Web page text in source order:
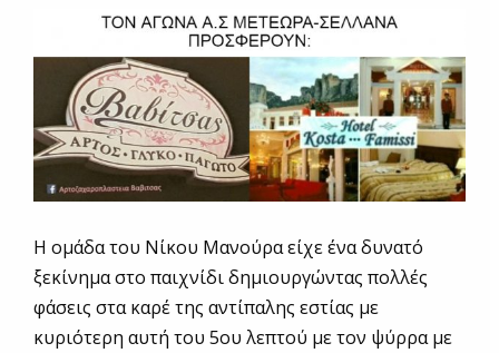
Η ομάδα του Νίκου Μανούρα είχε ένα δυνατό
ξεκίνημα στο παιχνίδι δημιουργώντας πολλές
φάσεις στα καρέ της αντίπαλης εστίας με
κυριότερη αυτή του 5ου λεπτού με τον ψύρρα με